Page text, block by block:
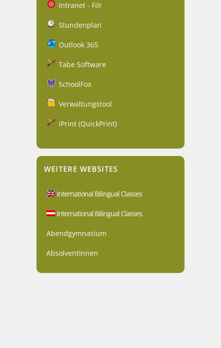
Intranet - Filr
Stundenplan
Outlook 365
Tabe Software
SchoolFox
Verwaltungstool
iPrint (QuickPrint)
WEITERE WEBSITES
International Bilingual Classes
International Bilingual Classes
Abendgymnasium
AbsolventInnen